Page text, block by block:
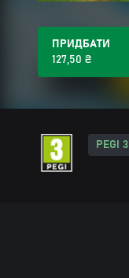
ПРИДБАТИ
127,50 ₴
PEGI 3